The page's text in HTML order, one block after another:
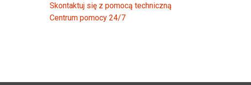
Skontaktuj się z pomocą techniczną
Centrum pomocy 24/7